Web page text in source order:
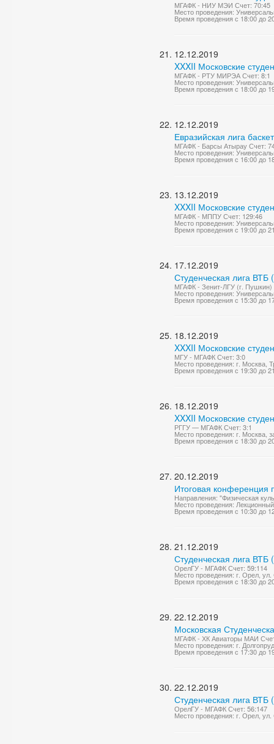
МГАФК - НИУ МЭИ Счет: 70:45
Место проведения:
Время проведения с 18:00 до
12.12.2019
XXXII Московские
МГАФК - РТУ МИРЭА Счет: 8:1
Место проведения:
Время проведения с 18:00 до
12.12.2019
Евразийская лига
МГАФК - Барсы Атырау Счет:
Место проведения:
Время проведения с 16:00 до
13.12.2019
XXXII Московские
МГАФК - МППУ Счет: 129:46
Место проведения:
Время проведения с 19:00 до
17.12.2019
Студенческая лига ВТБ
МГАФК - Зенит-ЛГУ (г. Пушкин)
Место проведения:
Время проведения с 15:30 до
18.12.2019
XXXII Московские
МГУ - МГАФК Счет: 3:0
Место проведения: г. Москва,
Время проведения с 19:30 до
18.12.2019
XXXII Московские
РГГУ — МГАФК Счет: 3:1
Место проведения: г. Москва,
Время проведения с 18:30 до
20.12.2019
Итоговая конференция
Направления: "Физическая
Место проведения:
Время проведения с 10:30 до
21.12.2019
Студенческая лига ВТБ
ОрелГУ - МГАФК Счет: 59:114
Место проведения: г. Орел,
Время проведения с 18:30 до
22.12.2019
Московская
МГАФК - ХК Авиаторы МАИ
Место проведения: г.
Время проведения с 17:30 до
22.12.2019
Студенческая лига ВТБ
ОрелГУ - МГАФК Счет: 56:147
Место проведения: г. Орел,